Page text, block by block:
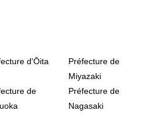
d'Ōita
Préfecture de
Miyazaki
de
Préfecture de
Nagasaki